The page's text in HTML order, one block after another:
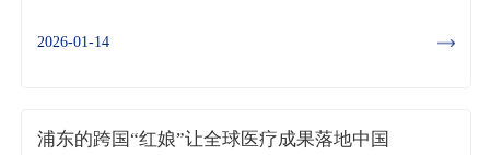
2026-01-14
浦东的跨国“红娘”让全球医疗成果落地中国